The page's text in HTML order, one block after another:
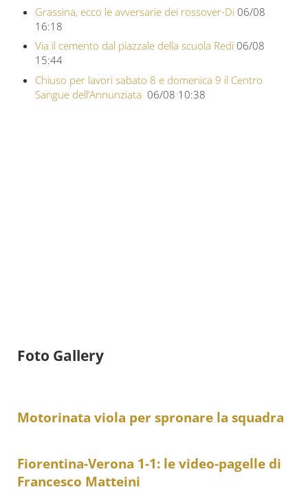
Grassina, ecco le avversarie dei rossover-Di 06/08
16:18
Via il cemento dal piazzale della scuola Redi 06/08
15:44
Chiuso per lavori sabato 8 e domenica 9 il Centro
Sangue dell’Annunziata 06/08 10:38
Foto Gallery
Motorinata viola per spronare la squadra
Fiorentina-Verona 1-1: le video-pagelle di
Francesco Matteini